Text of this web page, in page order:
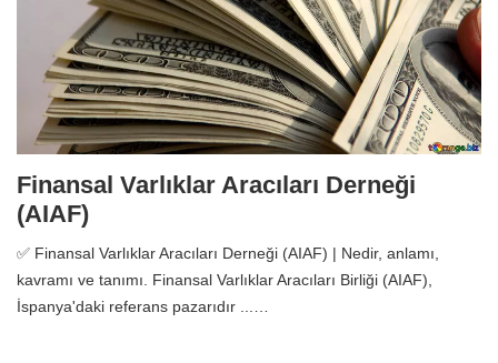
Finansal Varlıklar Aracıları Derneği
(AIAF)
✅ Finansal Varlıklar Aracıları Derneği (AIAF) | Nedir, anlamı,
kavramı ve tanımı. Finansal Varlıklar Aracıları Birliği (AIAF),
İspanya'daki referans pazarıdır ...…